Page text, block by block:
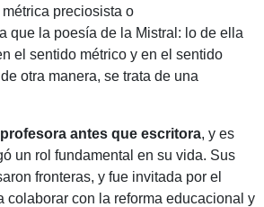
preciosista o
que la poesía de la Mistral: lo de ella
el sentido métrico y en el sentido
otra manera, se trata de una
antes que escritora, y es
un rol fundamental en su vida. Sus
fronteras, y fue invitada por el
colaborar con la reforma educacional y